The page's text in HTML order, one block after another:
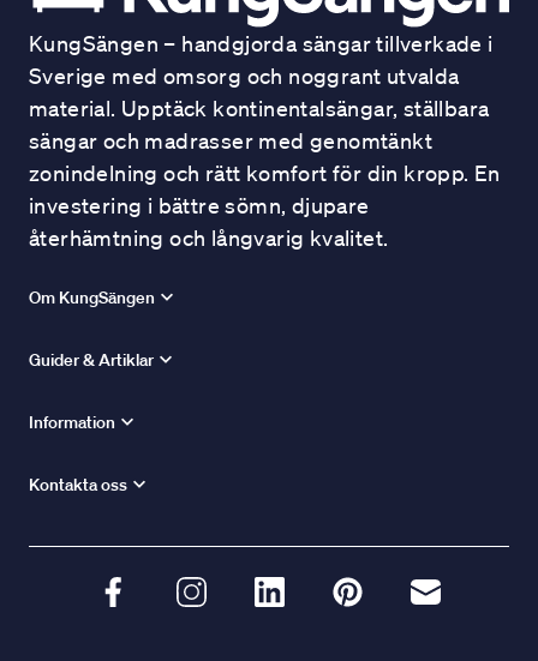
KungSängen – handgjorda sängar tillverkade i
Sverige med omsorg och noggrant utvalda
material. Upptäck kontinentalsängar, ställbara
sängar och madrasser med genomtänkt
zonindelning och rätt komfort för din kropp. En
investering i bättre sömn, djupare
återhämtning och långvarig kvalitet.
Om KungSängen
Guider & Artiklar
Information
Kontakta oss